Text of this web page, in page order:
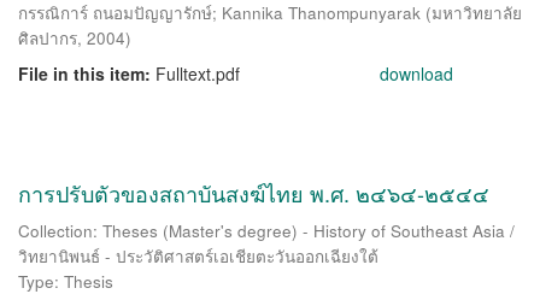
กรรณิการ์ ถนอมปัญญารักษ์; Kannika Thanompunyarak (มหาวิทยาลัย
ศิลปากร, 2004)
File in this item: Fulltext.pdf download
การปรับตัวของสถาบันสงฆ์ไทย พ.ศ. ๒๔๖๔-๒๕๔๔
Collection: Theses (Master's degree) - History of Southeast Asia /
วิทยานิพนธ์ - ประวัติศาสตร์เอเชียตะวันออกเฉียงใต้
Type: Thesis